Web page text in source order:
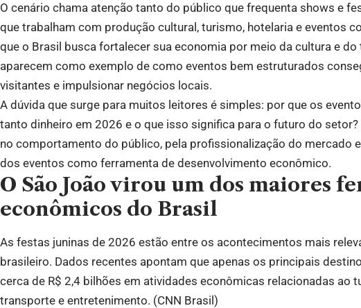
O cenário chama atenção tanto do público que frequenta shows e
que trabalham com produção cultural, turismo, hotelaria e eventos
que o Brasil busca fortalecer sua economia por meio da cultura e
aparecem como exemplo de como eventos bem estruturados
visitantes e impulsionar negócios locais.
A dúvida que surge para muitos leitores é simples: por que os
tanto dinheiro em 2026 e o que isso significa para o futuro do
no comportamento do público, pela profissionalização do mercado
dos eventos como ferramenta de desenvolvimento econômico.
O São João virou um dos maiores
econômicos do Brasil
As festas juninas de 2026 estão entre os acontecimentos mais
brasileiro. Dados recentes apontam que apenas os principais
cerca de R$ 2,4 bilhões em atividades econômicas relacionadas ao
transporte e entretenimento. (CNN Brasil)